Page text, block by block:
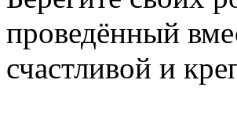
проведённый
счастливой и